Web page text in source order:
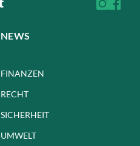
NEWS
FINANZEN
RECHT
SICHERHEIT
UMWELT